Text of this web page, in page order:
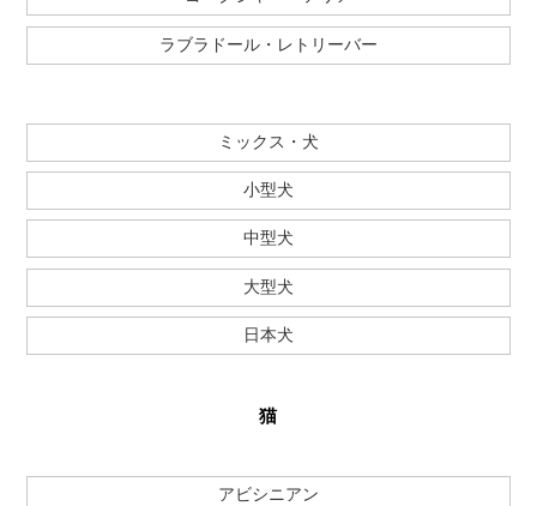
ラブラドール・レトリーバー
ミックス・犬
小型犬
中型犬
大型犬
日本犬
猫
アビシニアン